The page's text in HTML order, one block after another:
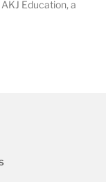
Education, a